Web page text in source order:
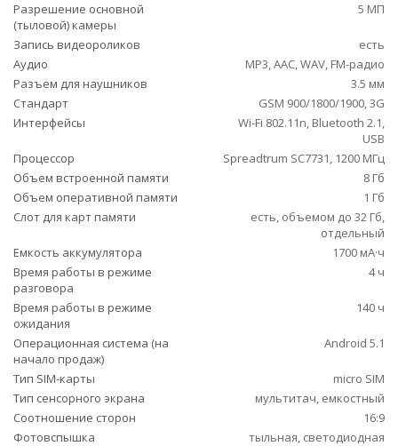
Разрешение основной
(тыловой) камеры
5 МП
Запись видеороликов
есть
Аудио
MP3, AAC, WAV, FM-радио
Разъем для наушников
3.5 мм
Стандарт
GSM 900/1800/1900, 3G
Интерфейсы
Wi-Fi 802.11n, Bluetooth 2.1,
USB
Процессор
Spreadtrum SC7731, 1200 МГц
Объем встроенной памяти
8 Гб
Объем оперативной памяти
1 Гб
Слот для карт памяти
есть, объемом до 32 Гб,
отдельный
Емкость аккумулятора
1700 мА·ч
Время работы в режиме
разговора
4 ч
Время работы в режиме
ожидания
140 ч
Операционная система (на
начало продаж)
Android 5.1
Тип SIM-карты
micro SIM
Тип сенсорного экрана
мультитач, емкостный
Соотношение сторон
16:9
Фотовспышка
тыльная, светодиодная